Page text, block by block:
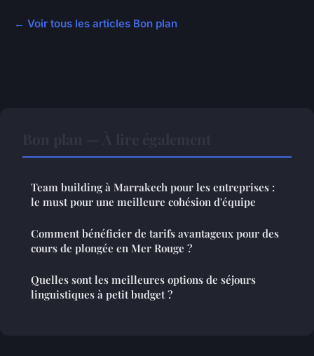
← Voir tous les articles Bon plan
Team building à Marrakech pour les entreprises :
le must pour une meilleure cohésion d'équipe
Comment bénéficier de tarifs avantageux pour des
cours de plongée en Mer Rouge ?
Quelles sont les meilleures options de séjours
linguistiques à petit budget ?